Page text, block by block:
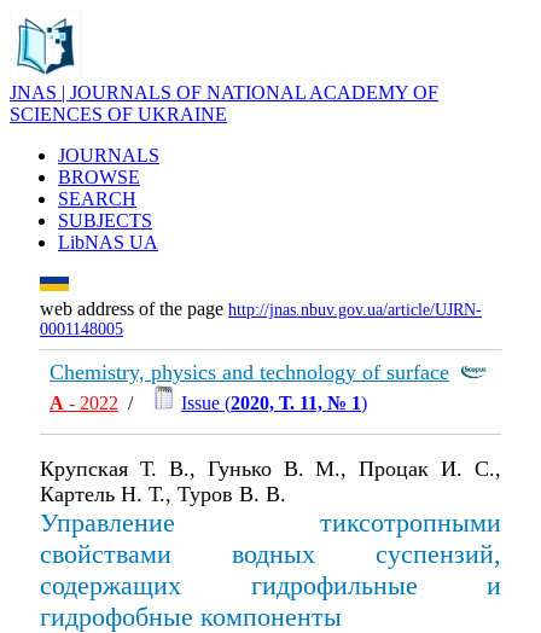
JNAS | JOURNALS OF NATIONAL ACADEMY OF
SCIENCES OF UKRAINE
JOURNALS
BROWSE
SEARCH
SUBJECTS
LibNAS UA
web address of the page http://jnas.nbuv.gov.ua/article/UJRN-
0001148005
Chemistry, physics and technology of surface
А - 2022 / Issue (2020, Т. 11, № 1)
Крупская Т. В., Гунько В. М., Процак И. С.,
Картель Н. Т., Туров В. В.
Управление тиксотропными
свойствами водных суспензий,
содержащих гидрофильные и
гидрофобные компоненты